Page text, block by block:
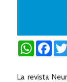
WhatsApp
La revista